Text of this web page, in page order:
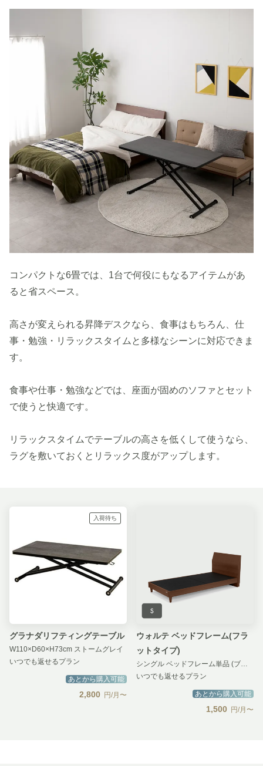
コンパクトな6畳では、1台で何役にもなるアイテムがあ
ると省スペース。
高さが変えられる昇降デスクなら、食事はもちろん、仕
事・勉強・リラックスタイムと多様なシーンに対応できま
す。
食事や仕事・勉強などでは、座面が固めのソファとセット
で使うと快適です。
リラックスタイムでテーブルの高さを低くして使うなら、
ラグを敷いておくとリラックス度がアップします。
入荷待ち
グラナダリフティングテーブル
W110×D60×H73cm ストームグレイ
いつでも返せるプラン
あとから購入可能
2,800 円/月〜
ウォルテ ベッドフレーム(フラ
ットタイプ)
シングル ベッドフレーム単品 (ブラウン)
いつでも返せるプラン
あとから購入可能
1,500 円/月〜